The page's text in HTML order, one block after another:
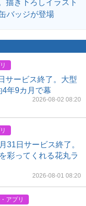
描き下ろしイラスト
バッジが登場
サービス終了。大型
4年9カ月で幕
2026-08-02 08:20
31日サービス終了。
彩ってくれる花丸ラ
2026-08-01 08:20
アプリ